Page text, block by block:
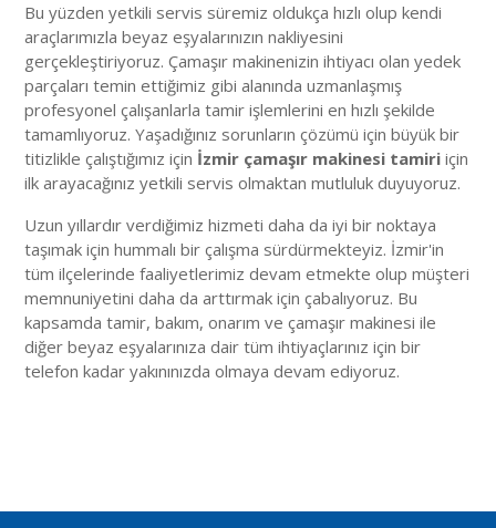
Bu yüzden yetkili servis süremiz oldukça hızlı olup kendi
araçlarımızla beyaz eşyalarınızın nakliyesini
gerçekleştiriyoruz. Çamaşır makinenizin ihtiyacı olan yedek
parçaları temin ettiğimiz gibi alanında uzmanlaşmış
profesyonel çalışanlarla tamir işlemlerini en hızlı şekilde
tamamlıyoruz. Yaşadığınız sorunların çözümü için büyük bir
titizlikle çalıştığımız için İzmir çamaşır makinesi tamiriiçin
ilk arayacağınız yetkili servis olmaktan mutluluk duyuyoruz.
Uzun yıllardır verdiğimiz hizmeti daha da iyi bir noktaya
taşımak için hummalı bir çalışma sürdürmekteyiz. İzmir'in
tüm ilçelerinde faaliyetlerimiz devam etmekte olup müşteri
memnuniyetini daha da arttırmak için çabalıyoruz. Bu
kapsamda tamir, bakım, onarım ve çamaşır makinesi ile
diğer beyaz eşyalarınıza dair tüm ihtiyaçlarınız için bir
telefon kadar yakınınızda olmaya devam ediyoruz.